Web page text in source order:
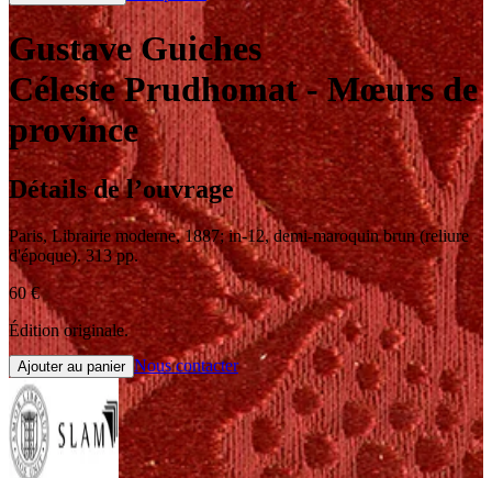
Gustave Guiches
Céleste Prudhomat - Mœurs de
province
Détails de l’ouvrage
Paris,Librairie moderne,1887; in-12, demi-maroquin brun (reliure
d'époque). 313 pp.
60€
Édition originale.
Ajouter au panier Nous contacter